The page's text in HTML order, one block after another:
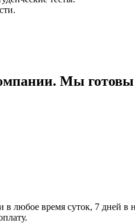
Мы
любое время суток, 7 дней